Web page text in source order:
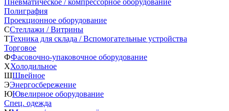
Пневматическое / компрессорное оборудование
Полиграфия
Проекционное оборудование
ССтеллажи / Витрины
ТТехника для склада / Вспомогательные устройства
Торговое
ФФасовочно-упаковочное оборудование
ХХолодильное
ШШвейное
ЭЭнергосбережение
ЮЮвелирное оборудование
Спец. одежда